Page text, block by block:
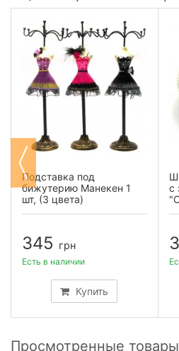
Подставка под
бижутерию Манекен 1
шт, (3 цвета)
345 грн
Купить
Есть в наличии
с
Просмотренные товары